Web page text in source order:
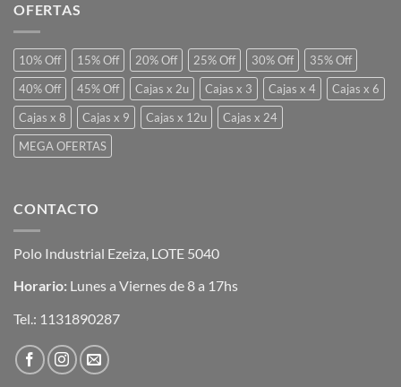
OFERTAS
10% Off 15% Off 20% Off 25% Off 30% Off
35% Off
40% Off
45% Off Cajas x 2u Cajas x 3 Cajas x 4
Cajas x 6
Cajas x 8
Cajas x 9 Cajas x 12u
Cajas x 24
MEGA OFERTAS
CONTACTO
Polo Industrial Ezeiza, LOTE 5040
Horario: Lunes a Viernes de 8 a 17hs
Tel.: 1131890287